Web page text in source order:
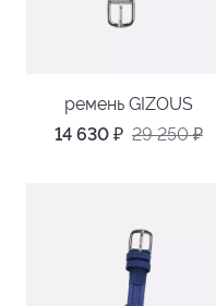
ремень GIZOUS
14 630 ₽ 29 250₽